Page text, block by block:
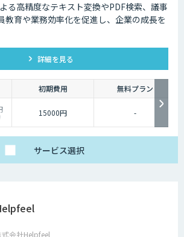
る高精度なテキスト変換やPDF検索、議事
教育や業務効率化を促進し、企業の成長を
詳細を見る
初期費用
無料プラン
15000円 -
サービス選択
式会社Helpfeel